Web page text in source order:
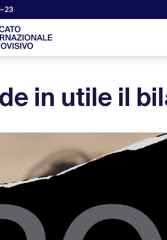
in utile il